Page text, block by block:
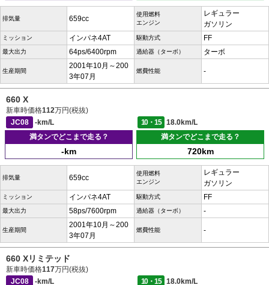
排気量 659cc
使用燃料
エンジン
レギュラー
ガソリン
ミッション インパネ4AT 駆動方式 FF
最大出力 64ps/6400rpm 過給器（ターボ） ターボ
生産期間
2001年10月～200
3年07月
燃費性能 -
660 X
新車時価格112万円(税抜)
JC08
-km/L 10・15
18.0km/L
満タンでどこまで走る？
-km
満タンでどこまで走る？
720km
排気量 659cc
使用燃料
エンジン
レギュラー
ガソリン
ミッション インパネ4AT 駆動方式 FF
最大出力 58ps/7600rpm 過給器（ターボ） -
生産期間
2001年10月～200
3年07月
燃費性能 -
660 Xリミテッド
新車時価格117万円(税抜)
JC08
-km/L 10・15
18.0km/L